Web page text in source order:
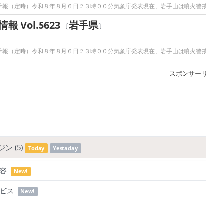
報（定時）令和８年８月６日２３時００分気象庁発表現在、岩手山は噴火
報 Vol.5623 〔岩手県〕
報（定時）令和８年８月６日２３時００分気象庁発表現在、岩手山は噴火
スポンサー
ン (5) Today Yestaday
New!
ス New!